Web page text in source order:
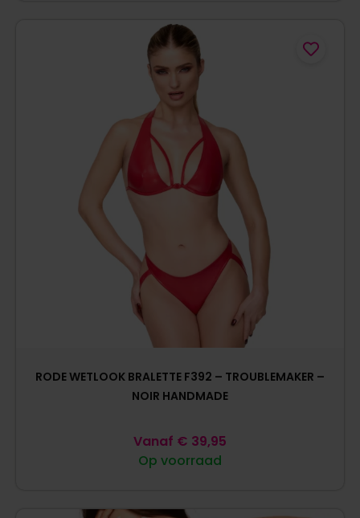
RODE WETLOOK BRALETTE F392 – TROUBLEMAKER –
NOIR HANDMADE
Op voorraad
Vanaf € 39,95